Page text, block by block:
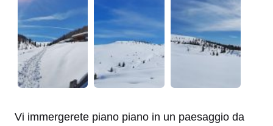
Vi immergerete piano piano in un paesaggio da